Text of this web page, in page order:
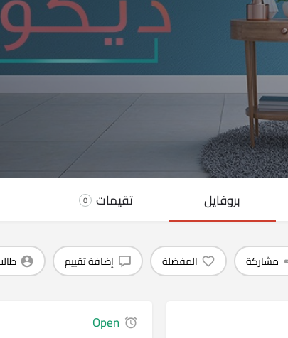
بروفايل تقيمات 0
مشاركة المفضلة إضافة تقييم
Open